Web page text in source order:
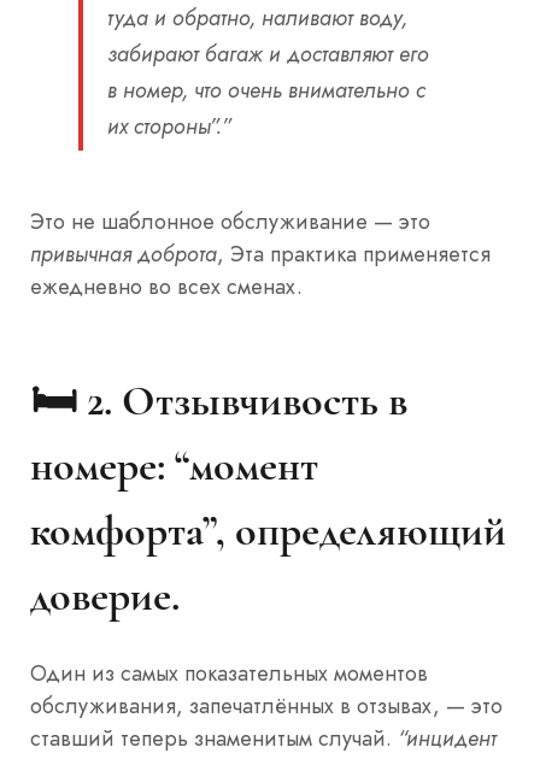
туда и обратно, наливают воду,
забирают багаж и доставляют его
в номер, что очень внимательно с
их стороны”.”
Это не шаблонное обслуживание — это
привычная доброта, Эта практика применяется
ежедневно во всех сменах.
🛏️ 2. Отзывчивость в
номере: “момент
комфорта”, определяющий
доверие.
Один из самых показательных моментов
обслуживания, запечатлённых в отзывах, — это
ставший теперь знаменитым случай. “инцидент